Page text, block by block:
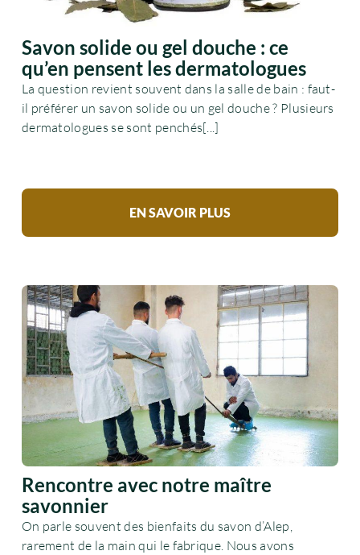
Savon solide ou gel douche : ce
qu’en pensent les dermatologues
La question revient souvent dans la salle de bain : faut-
il préférer un savon solide ou un gel douche ? Plusieurs
dermatologues se sont penchés[...]
EN SAVOIR PLUS
Rencontre avec notre maître
savonnier
On parle souvent des bienfaits du savon d’Alep,
rarement de la main qui le fabrique. Nous avons